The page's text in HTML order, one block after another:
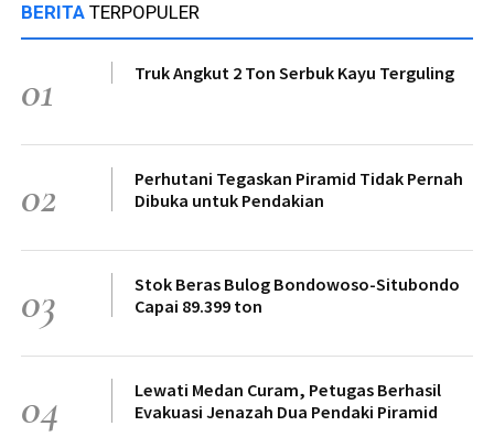
BERITA TERPOPULER
01 Truk Angkut 2 Ton Serbuk Kayu Terguling
02
Perhutani Tegaskan Piramid Tidak Pernah
Dibuka untuk Pendakian
03
Stok Beras Bulog Bondowoso-Situbondo
Capai 89.399 ton
04
Lewati Medan Curam, Petugas Berhasil
Evakuasi Jenazah Dua Pendaki Piramid